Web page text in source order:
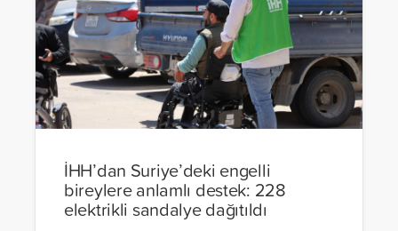
İHH’dan Suriye’deki engelli
bireylere anlamlı destek: 228
elektrikli sandalye dağıtıldı